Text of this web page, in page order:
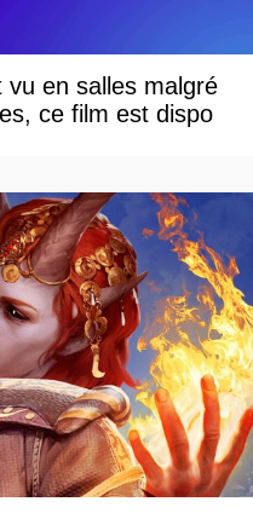
vu en salles malgré
ce film est dispo